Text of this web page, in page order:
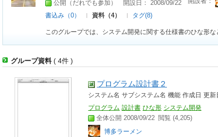
公開（だれでも参加） 開設日： 2008/09/22
書込み（0） 資料（4） タグ(8)
このグループでは、システム開発に関する仕様書のひな形
グループ資料( 4件 )
プログラム設計書２
システム名 サブシステム名 機能 作成日 更
プログラム 設計書 ひな形 システム開発
全体公開 2008/09/22 閲覧 (4,205)
博多ラーメン